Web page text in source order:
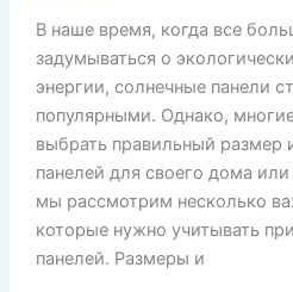
В наше время, когда все
задумываться о
энергии, солнечные панели
популярными. Однако,
выбрать правильный размер
панелей для своего дома или
мы рассмотрим несколько
которые нужно учитывать
панелей. Размеры и